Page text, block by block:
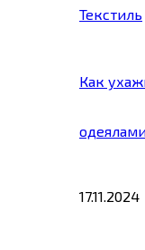
Текстиль
Как
17.11.2024